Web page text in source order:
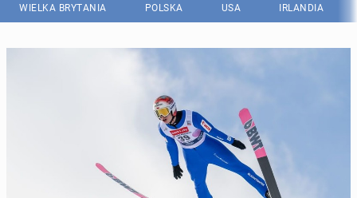
WIELKA BRYTANIA POLSKA USA IRLANDIA